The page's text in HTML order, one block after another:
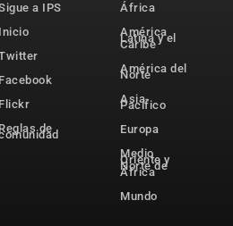
a IPS
Inicio
Facebook
Flickr
Reglas de
África
América
Latina y el
Caribe
América del
Norte
Asia-
Pacífico
Europa
Medio
Oriente y
Norte de
África
Mundo